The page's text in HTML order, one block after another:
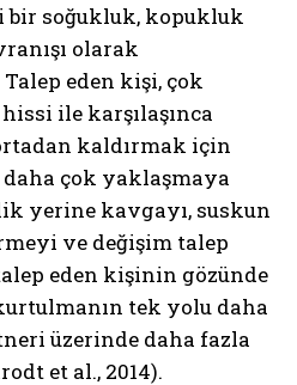
soğukluk, kopukluk
olarak
eden kişi, çok
ile karşılaşınca
kaldırmak için
çok yaklaşmaya
yerine kavgayı, suskun
ve değişim talep
eden kişinin gözünde
tek yolu daha
üzerinde daha fazla
et al., 2014).